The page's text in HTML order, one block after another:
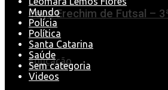
Taça Erechim de Futsal –
Educação
Mundo
Polícia
Política
Santa Catarina
Saúde
Sem categoria
Videos